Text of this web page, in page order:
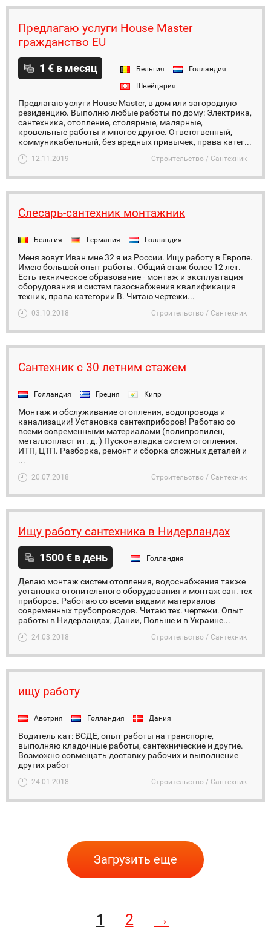
Предлагаю услуги House Master
гражданство EU
1 € в месяц Бельгия
Голландия
Швейцария
Предлагаю услуги House Master, в дом или загородную
резиденцию. Выполню любые работы по дому: Электрика,
сантехника, отопление, столярные, малярные,
кровельные работы и многое другое. Ответственный,
коммуникабельный, без вредных привычек, права катег...
12.11.2019 Строительство / Сантехник
Слесарь-сантехник монтажник
Бельгия Германия Голландия
Меня зовут Иван мне 32 я из России. Ищу работу в Европе.
Имею большой опыт работы. Общий стаж более 12 лет.
Есть техническое образование - монтаж и эксплуатация
оборудования и систем газоснабжения квалификация
техник, права категории В. Читаю чертежи...
03.10.2018 Строительство / Сантехник
Сантехник с 30 летним стажем
Голландия Греция Кипр
Монтаж и обслуживание отопления, водопровода и
канализации! Установка сантехприборов! Работаю со
всеми современными материалами (полипропилен,
металлопласт ит. д. ) Пусконаладка систем отопления.
ИТП, ЦТП. Разборка, ремонт и сборка сложных деталей и
...
20.07.2018 Строительство / Сантехник
Ищу работу сантехника в Нидерландах
1500 € в день Голландия
Делаю монтаж систем отопления, водоснабжения также
установка отопительного оборудования и монтаж сан. тех
приборов. Работаю со всеми видами материалов
современных трубопроводов. Читаю тех. чертежи. Опыт
работы в Нидерландах, Дании, Польше и в Украине...
24.03.2018 Строительство / Сантехник
ищу работу
Австрия Голландия Дания
Водитель кат: ВСДЕ, опыт работы на транспорте,
выполняю кладочные работы, сантехнические и другие.
Возможно совмещать доставку рабочих и выполнение
других работ
24.01.2018 Строительство / Сантехник
Загрузить еще
1 2 →